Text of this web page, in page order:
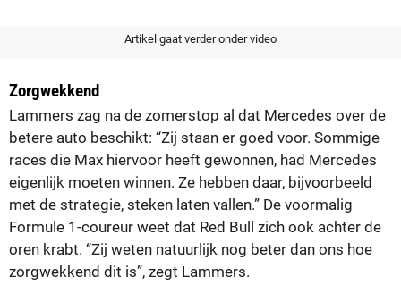
Artikel gaat verder onder video
Zorgwekkend
Lammers zag na de zomerstop al dat Mercedes over de
betere auto beschikt: “Zij staan er goed voor. Sommige
races die Max hiervoor heeft gewonnen, had Mercedes
eigenlijk moeten winnen. Ze hebben daar, bijvoorbeeld
met de strategie, steken laten vallen.” De voormalig
Formule 1-coureur weet dat Red Bull zich ook achter de
oren krabt. “Zij weten natuurlijk nog beter dan ons hoe
zorgwekkend dit is”, zegt Lammers.